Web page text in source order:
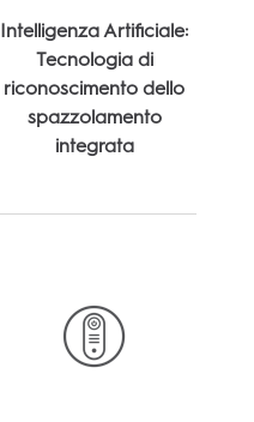
Intelligenza Artificiale:
Tecnologia di
riconoscimento dello
spazzolamento
integrata